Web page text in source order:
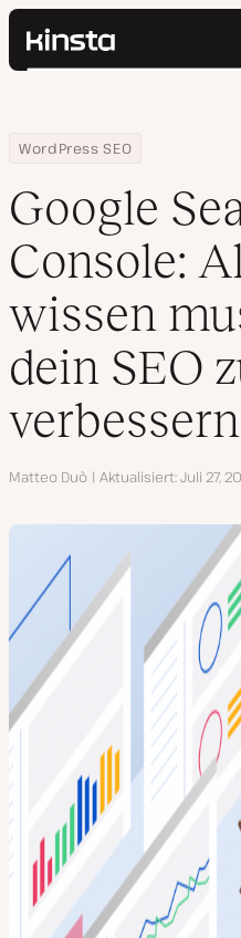
Kinsta®
Preise
Kontakt
Suchen
Home
Ressourcen Center
WordPress SEO
Google Search Console:
Google
Console:
wissen
dein SEO
verbessern
Autor
Matteo Duò Aktualisiert Juli 27,